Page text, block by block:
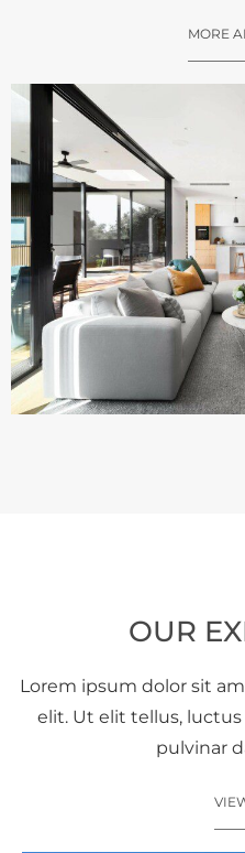
MORE
OUR
Lorem ipsum dolor sit
elit. Ut elit tellus,
pulvinar